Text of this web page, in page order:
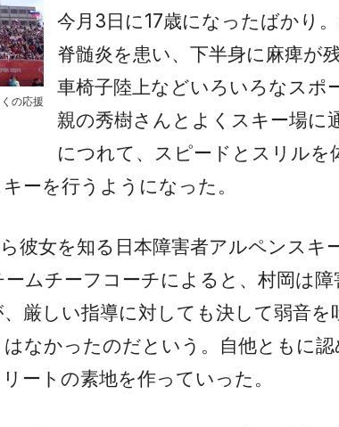
の応援
今月3日に17歳になったばかり
脊髄炎を患い、下半身に麻痺が
車椅子陸上などいろいろなスポ
親の秀樹さんとよくスキー場に
につれて、スピードとスリルを
ーを行うようになった。
彼女を知る日本障害者アルペンスキ
ムチーフコーチによると、村岡は
厳しい指導に対しても決して弱音を
なかったのだという。自他ともに
ートの素地を作っていった。